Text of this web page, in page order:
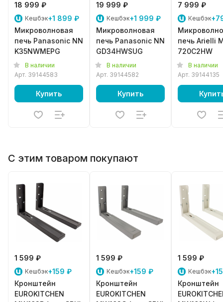
18 999 ₽
Кешбэк+1 899 ₽
Микроволновая
печь Panasonic NN
K35NWMEPG
В наличии
Арт. 39144583
Купить
19 999 ₽
Кешбэк+1 999 ₽
Микроволновая
печь Panasonic NN
GD34HWSUG
В наличии
Арт. 39144582
Купить
7 999 ₽
Кешбэк
печь Arielli
720C2HW
В наличии
Арт. 39144135
С этим товаром покупают
1 599 ₽
Кешбэк+159 ₽
Кронштейн
EUROKITCHEN
1 599 ₽
Кешбэк+159 ₽
Кронштейн
EUROKITCHEN
1 599 ₽
Кешбэк
Кронштейн